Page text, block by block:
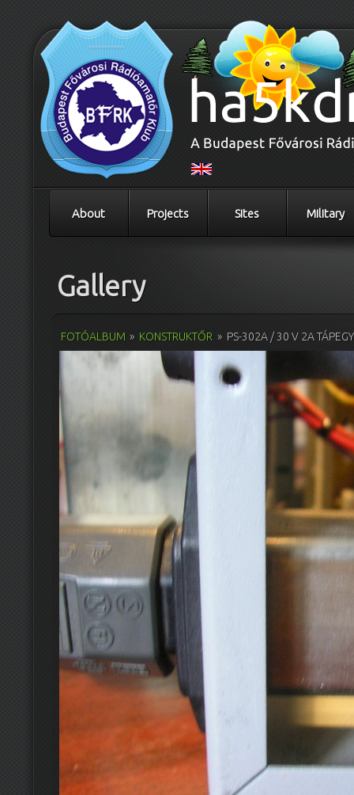
About Projects Sites Military
Gallery
FOTÓALBUM » KONSTRUKTŐR » PS-302A / 30 V 2A